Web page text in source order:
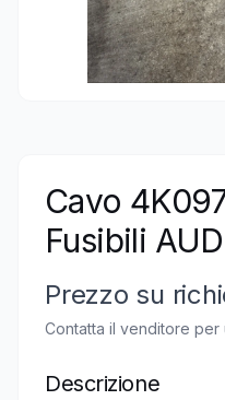
Cavo
Fusibili
Prezzo su
Contatta il venditore per
Descrizione